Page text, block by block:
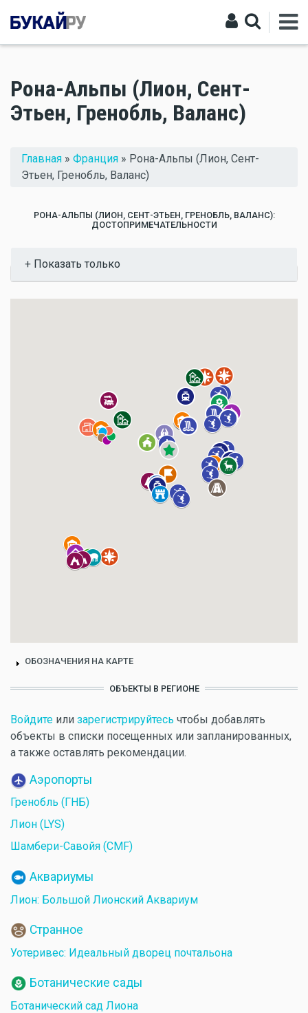
Рона-Альпы (Лион, Сент-
Этьен, Гренобль, Валанс)
Вы здесь
Главная » Франция » Рона-Альпы (Лион, Сент-
Этьен, Гренобль, Валанс)
РОНА-АЛЬПЫ (ЛИОН, СЕНТ-ЭТЬЕН, ГРЕНОБЛЬ, ВАЛАНС):
ДОСТОПРИМЕЧАТЕЛЬНОСТИ
Показать
Показать только
ОБОЗНАЧЕНИЯ НА КАРТЕ
ОБЪЕКТЫ В РЕГИОНЕ
Войдите или зарегистрируйтесь чтобы добавлять
объекты в списки посещенных или запланированных,
а также оставлять рекомендации.
Аэропорты
Гренобль (ГНБ)
Лион (LYS)
Шамбери-Савойя (CMF)
Аквариумы
Лион: Большой Лионский Аквариум
Странное
Уотеривес: Идеальный дворец почтальона
Ботанические сады
Ботанический сад Лиона